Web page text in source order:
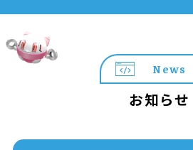
News
お知らせ